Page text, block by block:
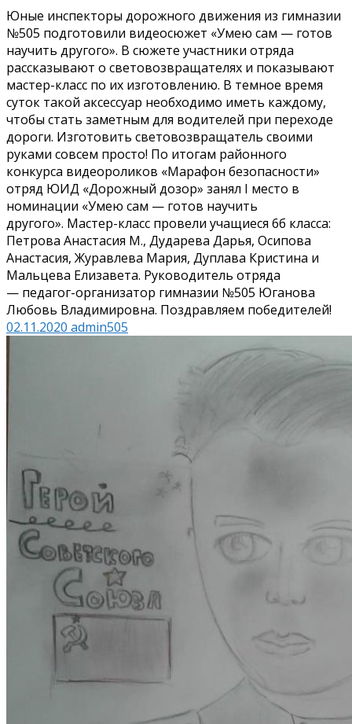
Юные инспекторы дорожного движения из гимназии
№505 подготовили видеосюжет «Умею сам — готов
научить другого». В сюжете участники отряда
рассказывают о световозвращателях и показывают
мастер-класс по их изготовлению. В темное время
суток такой аксессуар необходимо иметь каждому,
чтобы стать заметным для водителей при переходе
дороги. Изготовить световозвращатель своими
руками совсем просто! По итогам районного
конкурса видеороликов «Марафон безопасности»
отряд ЮИД «Дорожный дозор» занял I место в
номинации «Умею сам — готов научить
другого». Мастер-класс провели учащиеся 6б класса:
Петрова Анастасия М., Дударева Дарья, Осипова
Анастасия, Журавлева Мария, Дуплава Кристина и
Мальцева Елизавета. Руководитель отряда
— педагог-организатор гимназии №505 Юганова
Любовь Владимировна. Поздравляем победителей!
02.11.2020 admin505